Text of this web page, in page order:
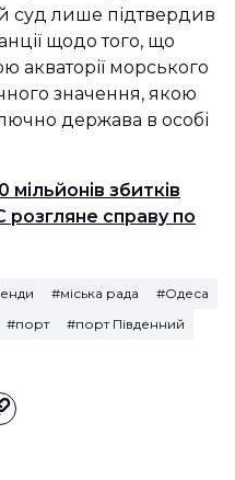
суд лише підтвердив
щодо того, що
акваторії морського
значення, якою
держава в особі
мільйонів збитків
справу по
#міська рада
#Одеса
#порт
#порт Південний